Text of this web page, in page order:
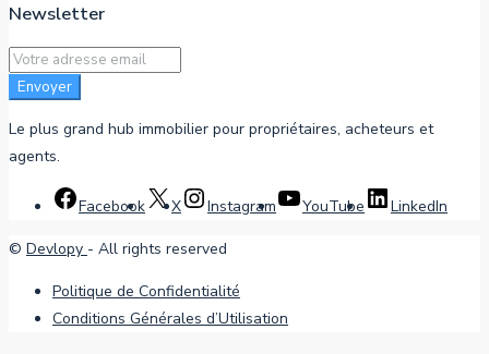
Newsletter
Envoyer
Le plus grand hub immobilier pour propriétaires, acheteurs et
agents.
Facebook X Instagram YouTube LinkedIn
© Devlopy - All rights reserved
Politique de Confidentialité
Conditions Générales d’Utilisation